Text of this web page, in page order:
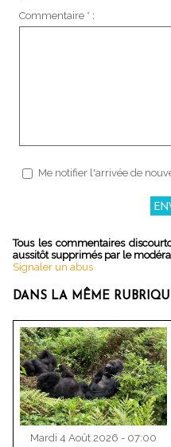
Commentaire * :
Me notifier l'arrivée de
Tous les commentaires
aussitôt supprimés par le
Signaler un abus
DANS LA MÊME
Mardi 4 Août 2026 - 07:00